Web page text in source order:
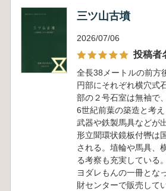
三ツ山古墳
2026/07/06
投稿者
全長38メートルの前方
円部にそれぞれ横穴式
部の２号石室は無袖で
6世紀前葉の築造と考
武器や鉄製馬具などが
形立聞環状鏡板付轡は
される。埴輪や馬具、
る考察も充実している
ヨダレもんの一冊とな
財センターで販売して